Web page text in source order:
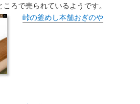
ろで売られているようです。
峠の釜めし本舗おぎのや